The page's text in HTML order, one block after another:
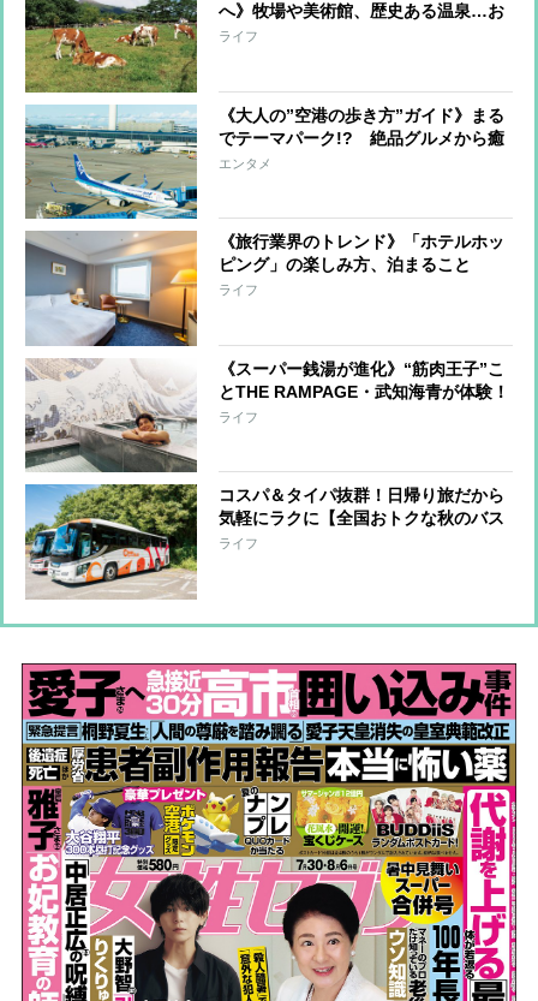
へ》牧場や美術館、歴史ある温泉…お
すすめの「大人のお散歩」スポット
ライフ
《大人の”空港の歩き方”ガイド》まる
でテーマパーク!? 絶品グルメから癒
しの温泉、極上スイーツ、お土産、江
エンタメ
《旅行業界のトレンド》「ホテルホッ
ピング」の楽しみ方、泊まること
を“体験”として捉え、1泊目と2泊目で
ライフ
《スーパー銭湯が進化》“筋肉王子”こ
とTHE RAMPAGE・武知海青が体験！
「絶景＆美食」「都会のオアシス」な
ライフ
コスパ＆タイパ抜群！日帰り旅だから
気軽にラクに【全国おトクな秋のバス
ツアー】を一挙紹介！グルメ・紅葉・
ライフ